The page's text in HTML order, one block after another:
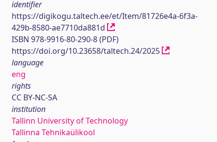
identifier
https://digikogu.taltech.ee/et/Item/81726e4a-6f3a-
429b-8580-ae7710da881d
ISBN 978-9916-80-290-8 (PDF)
https://doi.org/10.23658/taltech.24/2025
language
eng
rights
CC BY-NC-SA
institution
Tallinn University of Technology
Tallinna Tehnikaülikool